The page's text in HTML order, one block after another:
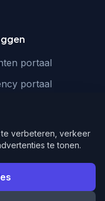
portaal
portaal
1875
verbeteren, verkeer
te tonen.